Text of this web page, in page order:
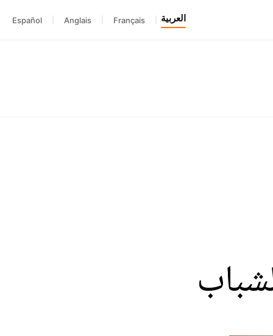
العربية Français
Anglais
Español